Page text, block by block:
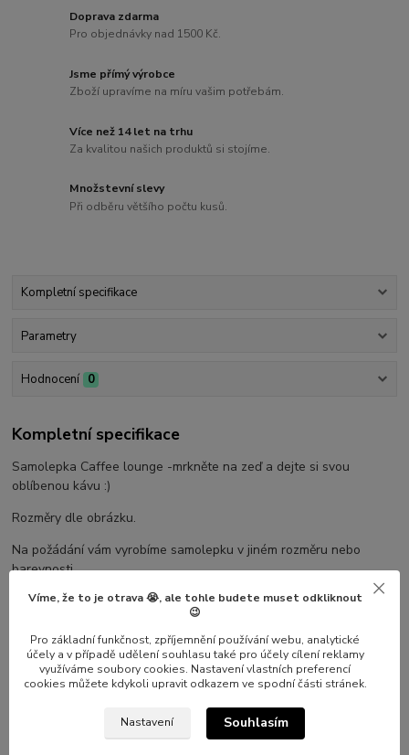
Doprava zdarma
Pro objednávky nad 1500 Kč.
Jsme přímý výrobce
Zboží upravíme na míru vašim potřebám.
Více než 14 let na trhu
Za kvalitou našich produktů si stojíme.
Množstevní slevy
Při odběru většího počtu kusů.
Kompletní specifikace
Parametry
Hodnocení 0
Kompletní specifikace
Samolepka Caffee lounge -mrkněte na zeď a dejte si svou
oblíbenou kávu :)
Rozměry dle obrázku.
Na požádání vám vyrobíme samolepku v jiném rozměru nebo
barevnosti
Parametry
Nalepshop
Vinylová samolepka
Víme, že to je otrava 😭, ale tohle budete muset odkliknout
😉
Pro základní funkčnost, zpříjemnění používání webu, analytické
účely a v případě udělení souhlasu také pro účely cílení reklamy
využíváme soubory cookies. Nastavení vlastních preferencí
cookies můžete kdykoli upravit odkazem ve spodní části stránek.
Nastavení Souhlasím